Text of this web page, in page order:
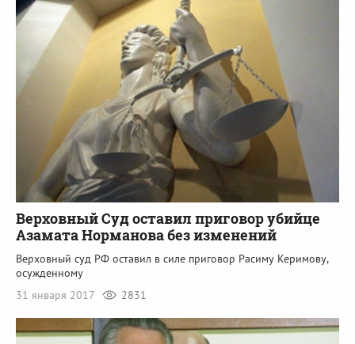
Верховный Cуд оставил приговор убийце
Азамата Норманова без изменений
Верховный суд РФ оставил в силе приговор Расиму Керимову,
осужденному
31 января 2017
2831